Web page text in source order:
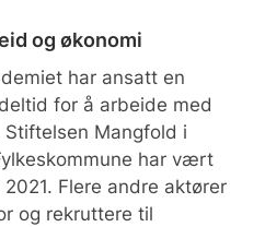
og økonomi
har ansatt en
for å arbeide med
Mangfold i
har vært
Flere andre aktører
og rekruttere til